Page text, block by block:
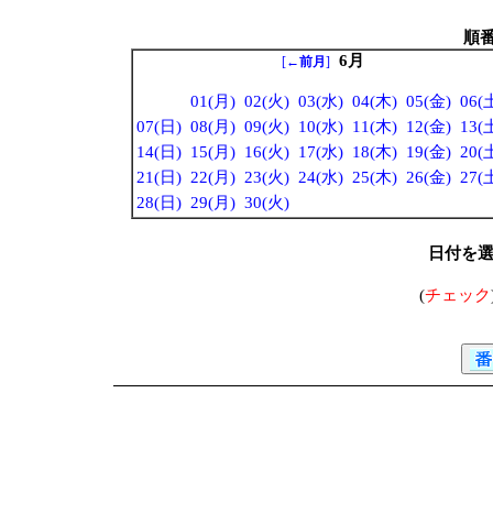
順
[←前月 ] 6月
01(月) 02(火) 03(水) 04(木) 05(金) 06(
07(日) 08(月) 09(火) 10(水) 11(木) 12(金) 13(
14(日) 15(月) 16(火) 17(水) 18(木) 19(金) 20(
21(日) 22(月) 23(火) 24(水) 25(木) 26(金) 27(
28(日) 29(月) 30(火)
日付を
(チェック